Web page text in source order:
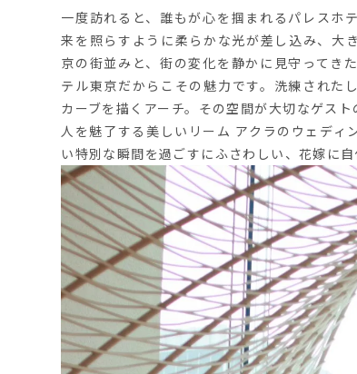
一度訪れると、誰もが心を掴まれるパレスホ
来を照らすように柔らかな光が差し込み、大
京の街並みと、街の変化を静かに見守ってき
テル東京だからこその魅力です。 洗練された
カーブを描くアーチ。その空間が大切なゲス
人を魅了する美しいリーム アクラのウェデ
い特別な瞬間を過ごすにふさわしい、花嫁に